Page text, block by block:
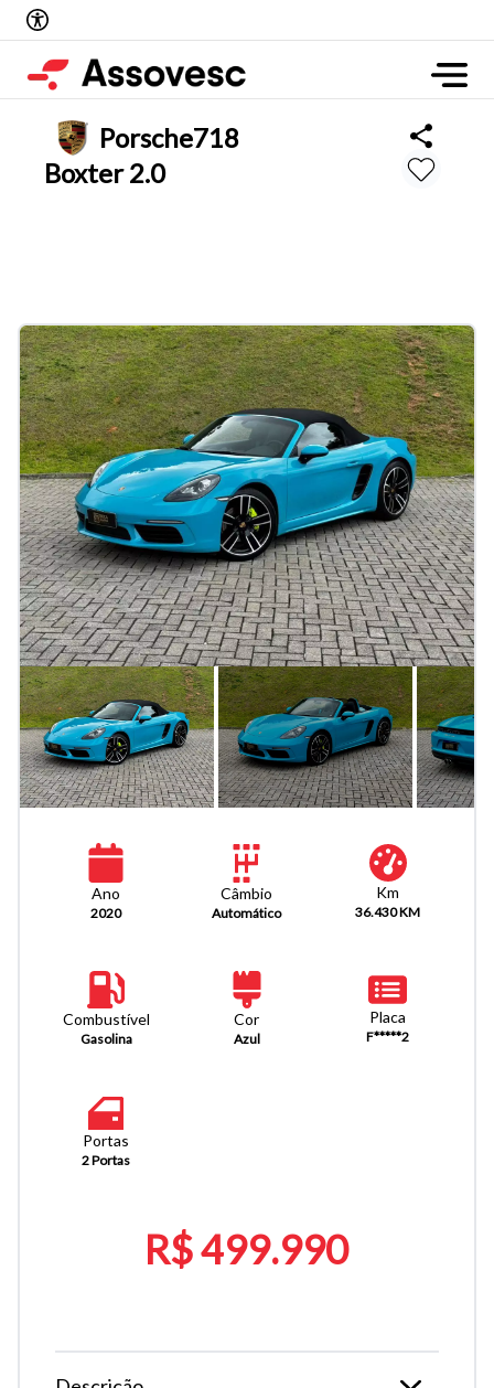
Porsche718
Boxter 2.0
Ano
2020
Câmbio
Automático
Km
36.430 KM
Combustível
Gasolina
Cor
Azul
Placa
F*****2
Portas
2 Portas
R$ 499.990